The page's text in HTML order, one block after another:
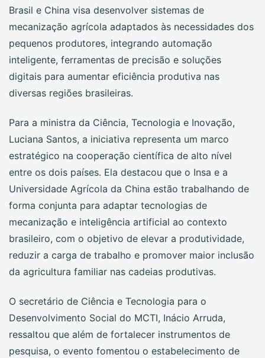
Brasil e China visa desenvolver sistemas de
mecanização agrícola adaptados às necessidades dos
pequenos produtores, integrando automação
inteligente, ferramentas de precisão e soluções
digitais para aumentar eficiência produtiva nas
diversas regiões brasileiras.
Para a ministra da Ciência, Tecnologia e Inovação,
Luciana Santos, a iniciativa representa um marco
estratégico na cooperação científica de alto nível
entre os dois países. Ela destacou que o Insa e a
Universidade Agrícola da China estão trabalhando de
forma conjunta para adaptar tecnologias de
mecanização e inteligência artificial ao contexto
brasileiro, com o objetivo de elevar a produtividade,
reduzir a carga de trabalho e promover maior inclusão
da agricultura familiar nas cadeias produtivas.
O secretário de Ciência e Tecnologia para o
Desenvolvimento Social do MCTI, Inácio Arruda,
ressaltou que além de fortalecer instrumentos de
pesquisa, o evento fomentou o estabelecimento de